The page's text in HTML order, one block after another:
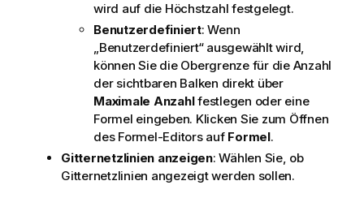
wird auf die Höchstzahl festgelegt.
Benutzerdefiniert: Wenn
„Benutzerdefiniert“ ausgewählt wird,
können Sie die Obergrenze für die Anzahl
der sichtbaren Balken direkt über
Maximale Anzahlfestlegen oder eine
Formel eingeben. Klicken Sie zum Öffnen
des Formel-Editors auf Formel.
Gitternetzlinien anzeigen: Wählen Sie, ob
Gitternetzlinien angezeigt werden sollen.